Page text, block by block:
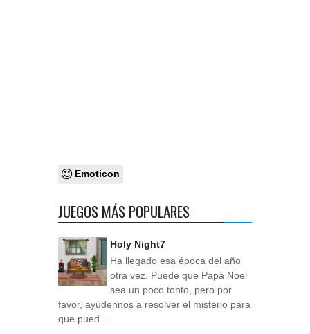
Emoticon
JUEGOS MÁS POPULARES
Holy Night7
Ha llegado esa época del año
otra vez. Puede que Papá Noel
sea un poco tonto, pero por
favor, ayúdennos a resolver el misterio para
que pued...